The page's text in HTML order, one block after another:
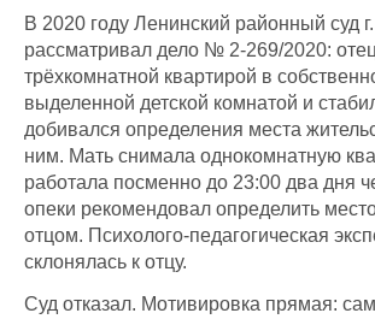
В 2020 году Ленинский районный суд
рассматривал дело № 2-269/2020:
трёхкомнатной квартирой в
выделенной детской комнатой и
добивался определения места
ним. Мать снимала однокомнатную
работала посменно до 23:00 два дня
опеки рекомендовал определить
отцом. Психолого-педагогическая
склонялась к отцу.
Суд отказал. Мотивировка прямая: